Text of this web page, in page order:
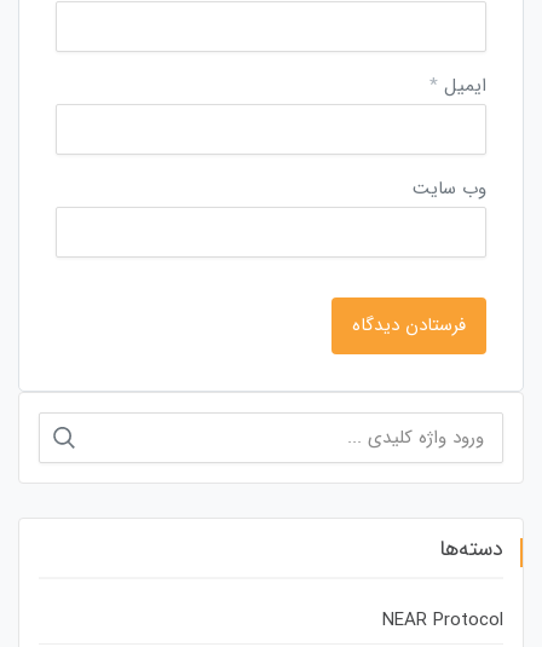
ایمیل *
وب‌ سایت
برای:
دسته‌ها
NEAR Protocol